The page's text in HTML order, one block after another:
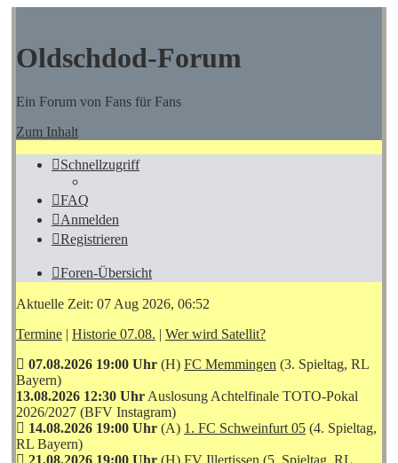
Oldschdod-Forum
Ein Forum von Fans für Fans
Zum Inhalt
Schnellzugriff
FAQ
Anmelden
Registrieren
Foren-Übersicht
Aktuelle Zeit: 07 Aug 2026, 06:52
Termine | Historie 07.08. | Wer wird Satellit?
07.08.2026 19:00 Uhr (H) FC Memmingen (3. Spieltag, RL
Bayern)
13.08.2026 12:30 Uhr Auslosung Achtelfinale TOTO-Pokal
2026/2027 (BFV Instagram)
14.08.2026 19:00 Uhr (A) 1. FC Schweinfurt 05 (4. Spieltag,
RL Bayern)
21.08.2026 19:00 Uhr (H) FV Illertissen (5. Spieltag, RL